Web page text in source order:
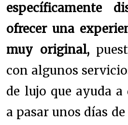
específicamente
ofrecer una
muy original,
con algunos
de lujo que ayuda a
a pasar unos días